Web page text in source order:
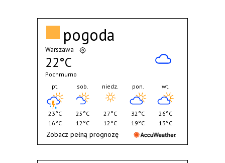
pogoda
Warszawa
22°C
Pochmurno
pt.
23°C
16°C
sob.
25°C
12°C
niedz.
27°C
12°C
pon.
32°C
19°C
wt.
26°C
13°C
Zobacz pełną prognozę